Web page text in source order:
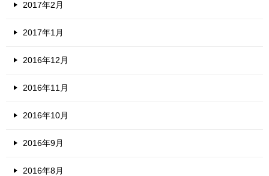
2017年2月
2017年1月
2016年12月
2016年11月
2016年10月
2016年9月
2016年8月